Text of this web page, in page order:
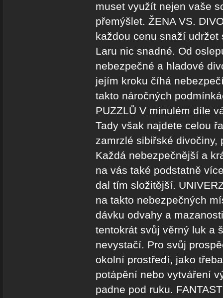
muset využít nejen vaše
přemýšlet. ŽENA VS.
každou cenu snaží
Laru nic snadné. Od
nebezpečné a hladové
jejím kroku číhá
takto náročných
PUZZLŮ V minulém díle
Tady však najdete celou
zamrzlé sibiřské divočiny,
Každá nebezpečnější a
na vás také podstatně
dal tím složitější.
na takto nebezpečných
dávku odvahy a
tentokrát svůj věrný luk a
nevystačí. Pro svůj
okolní prostředí, jako
potápění nebo vytváření
padne pod ruku.